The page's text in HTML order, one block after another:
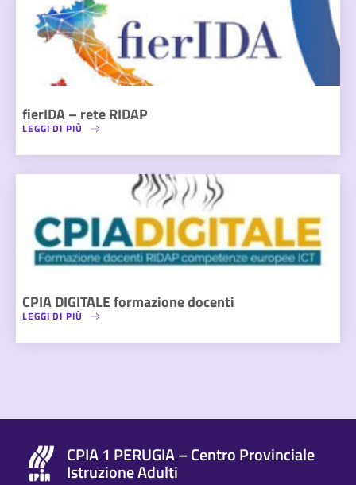
fierIDA – rete RIDAP
LEGGI DI PIÙ
CPIA DIGITALE formazione docenti
LEGGI DI PIÙ
CPIA 1 PERUGIA – Centro Provinciale
Istruzione Adulti